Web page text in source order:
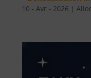
10 - Avr - 2026 |